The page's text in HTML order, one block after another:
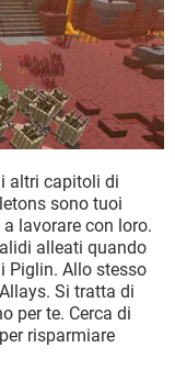
altri capitoli di
sono tuoi
lavorare con loro.
alleati quando
Piglin. Allo stesso
Si tratta di
per te. Cerca di
risparmiare